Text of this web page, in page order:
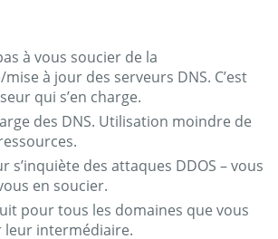
à vous soucier de la
à jour des serveurs DNS. C’est
qui s’en charge.
des DNS. Utilisation moindre de
s’inquiète des attaques DDOS – vous
en soucier.
pour tous les domaines que vous
leur intermédiaire.